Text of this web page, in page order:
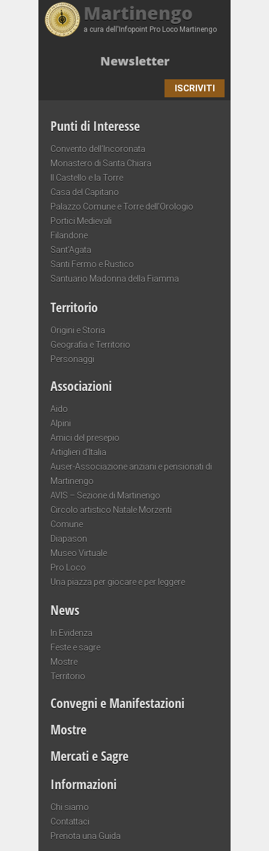
Martinengo
a cura dell'Infopoint Pro Loco Martinengo
Newsletter
ISCRIVITI
Punti di Interesse
Convento dell’Incoronata
Monastero di Santa Chiara
Il Castello e la Torre
Casa del Capitano
Palazzo Comune e Torre dell’Orologio
Portici Medievali
Filandone
Sant’Agata
Santi Fermo e Rustico
Santuario Madonna della Fiamma
Territorio
Origini e Storia
Geografia e Territorio
Personaggi
Associazioni
Aido
Alpini
Amici del presepio
Artiglieri d’Italia
Auser-Associazione anziani e pensionati di
Martinengo
AVIS – Sezione di Martinengo
Circolo artistico Natale Morzenti
Comune
Diapason
Museo Virtuale
Pro Loco
Una piazza per giocare e per leggere
News
In Evidenza
Feste e sagre
Mostre
Territorio
Convegni e Manifestazioni
Mostre
Mercati e Sagre
Informazioni
Chi siamo
Contattaci
Prenota una Guida